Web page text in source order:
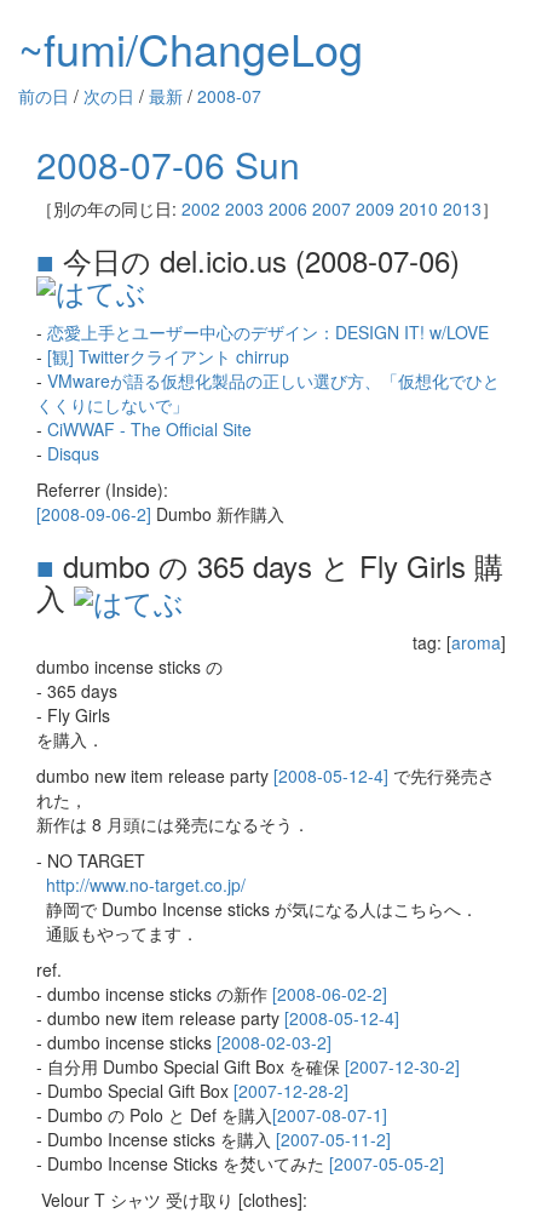
~fumi/ChangeLog
前の日 / 次の日 / 最新 / 2008-07
2008-07-06 Sun
［別の年の同じ日: 2002 2003 2006 2007 2009 2010 2013］
■ 今日の del.icio.us (2008-07-06)
- 恋愛上手とユーザー中心のデザイン：DESIGN IT! w/LOVE
- [観] Twitterクライアント chirrup
- VMwareが語る仮想化製品の正しい選び方、「仮想化でひと
くくりにしないで」
- CiWWAF - The Official Site
- Disqus
Referrer (Inside):
[2008-09-06-2] Dumbo 新作購入
■ dumbo の 365 days と Fly Girls 購
入
tag: [aroma]
dumbo incense sticks の
- 365 days
- Fly Girls
を購入．
dumbo new item release party [2008-05-12-4] で先行発売さ
れた，
新作は 8 月頭には発売になるそう．
- NO TARGET
http://www.no-target.co.jp/
静岡で Dumbo Incense sticks が気になる人はこちらへ．
通販もやってます．
ref.
- dumbo incense sticks の新作 [2008-06-02-2]
- dumbo new item release party [2008-05-12-4]
- dumbo incense sticks [2008-02-03-2]
- 自分用 Dumbo Special Gift Box を確保 [2007-12-30-2]
- Dumbo Special Gift Box [2007-12-28-2]
- Dumbo の Polo と Def を購入 [2007-08-07-1]
- Dumbo Incense sticks を購入 [2007-05-11-2]
- Dumbo Incense Sticks を焚いてみた [2007-05-05-2]
Velour T シャツ 受け取り [clothes]: